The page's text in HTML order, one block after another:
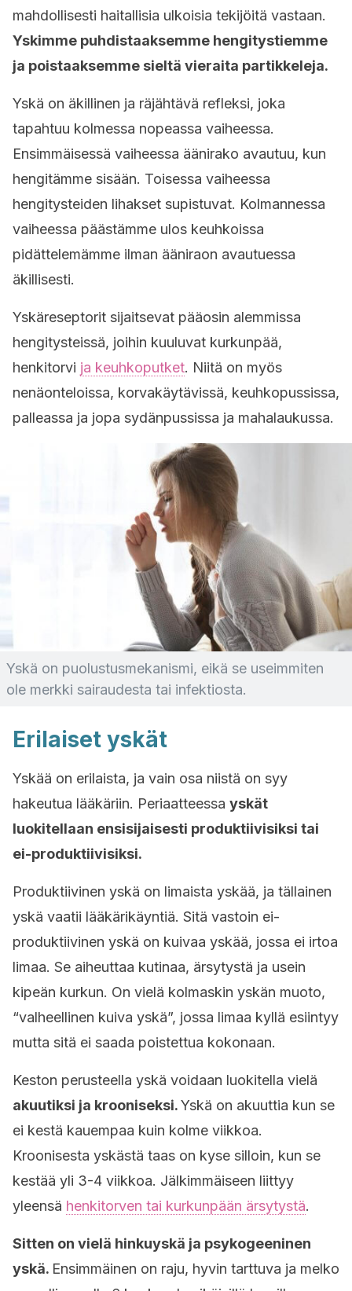
mahdollisesti haitallisia ulkoisia tekijöitä vastaan.
Yskimme puhdistaaksemme hengitystiemme
ja poistaaksemme sieltä vieraita partikkeleja.
Yskä on äkillinen ja räjähtävä refleksi, joka
tapahtuu kolmessa nopeassa vaiheessa.
Ensimmäisessä vaiheessa äänirako avautuu, kun
hengitämme sisään. Toisessa vaiheessa
hengitysteiden lihakset supistuvat. Kolmannessa
vaiheessa päästämme ulos keuhkoissa
pidättelemämme ilman ääniraon avautuessa
äkillisesti.
Yskäreseptorit sijaitsevat pääosin alemmissa
hengitysteissä, joihin kuuluvat kurkunpää,
henkitorvi ja keuhkoputket. Niitä on myös
nenäonteloissa, korvakäytävissä, keuhkopussissa,
palleassa ja jopa sydänpussissa ja mahalaukussa.
Yskä on puolustusmekanismi, eikä se useimmiten
ole merkki sairaudesta tai infektiosta.
Erilaiset yskät
Yskää on erilaista, ja vain osa niistä on syy
hakeutua lääkäriin. Periaatteessa yskät
luokitellaan ensisijaisesti produktiivisiksi tai
ei-produktiivisiksi.
Produktiivinen yskä on limaista yskää, ja tällainen
yskä vaatii lääkärikäyntiä. Sitä vastoin ei-
produktiivinen yskä on kuivaa yskää, jossa ei irtoa
limaa. Se aiheuttaa kutinaa, ärsytystä ja usein
kipeän kurkun. On vielä kolmaskin yskän muoto,
“valheellinen kuiva yskä”, jossa limaa kyllä esiintyy
mutta sitä ei saada poistettua kokonaan.
Keston perusteella yskä voidaan luokitella vielä
akuutiksi ja krooniseksi.Yskä on akuuttia kun se
ei kestä kauempaa kuin kolme viikkoa.
Kroonisesta yskästä taas on kyse silloin, kun se
kestää yli 3-4 viikkoa. Jälkimmäiseen liittyy
yleensä henkitorven tai kurkunpään ärsytystä.
Sitten on vielä hinkuyskä ja psykogeeninen
yskä. Ensimmäinen on raju, hyvin tarttuva ja melko